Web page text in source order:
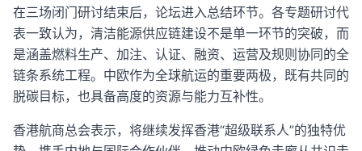
在三场闭门研讨结束后，论坛进入总结环节。各专题研讨代
表一致认为，清洁能源供应链建设不是单一环节的突破，而
是涵盖燃料生产、加注、认证、融资、运营及规则协同的全
链条系统工程。中欧作为全球航运的重要两极，既有共同的
脱碳目标，也具备高度的资源与能力互补性。
香港航商总会表示，将继续发挥香港“超级联系人”的独特优